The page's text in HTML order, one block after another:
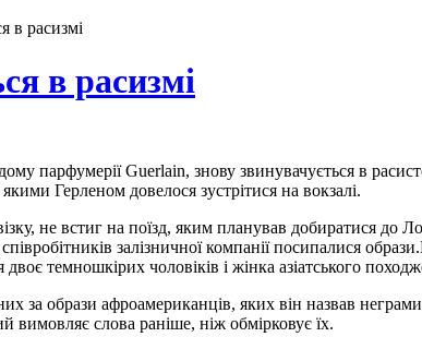
в расизмі
в расизмі
парфумерії Guerlain, знову звинувачується в
Герленом довелося зустрітися на вокзалі.
не встиг на поїзд, яким планував добиратися до
залізничної компанії посипалися
темношкірих чоловіків і жінка азіатського
за образи афроамериканців, яких він назвав
слова раніше, ніж обмірковує їх.